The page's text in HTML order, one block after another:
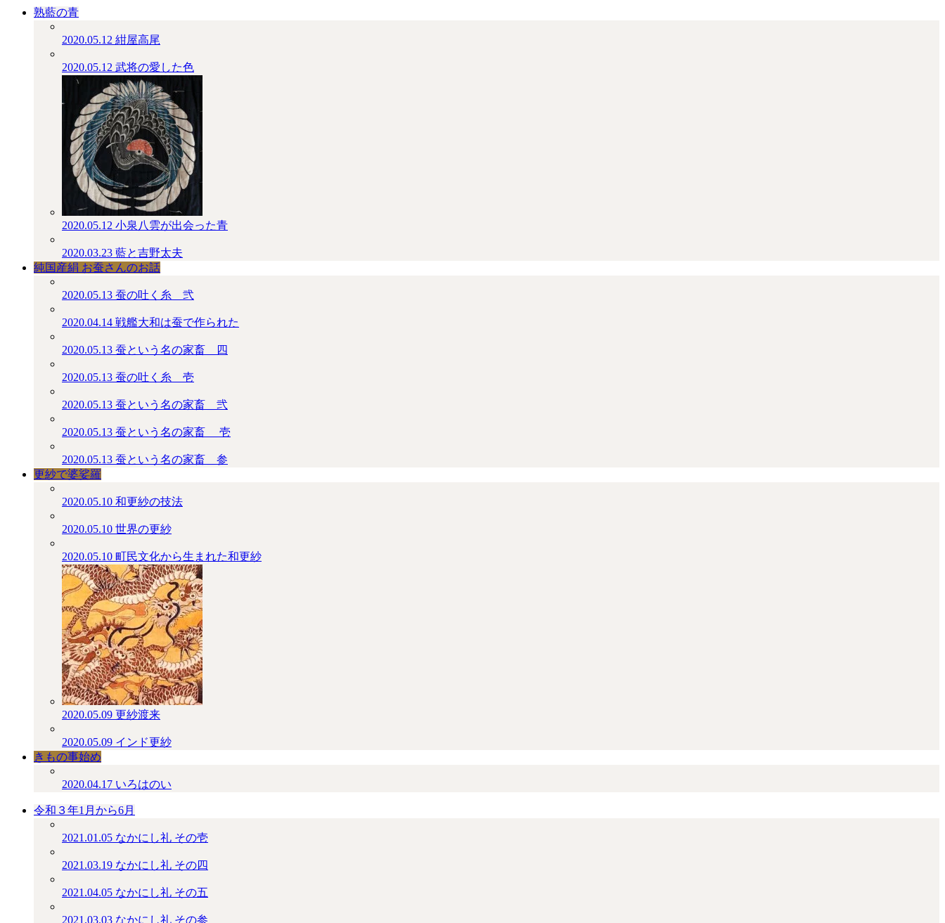
熟藍の青
2020.05.12 紺屋高尾
2020.05.12 武将の愛した色
2020.05.12 小泉八雲が出会った青
2020.03.23 藍と吉野太夫
純国産絹 お蚕さんのお話
2020.05.13 蚕の吐く糸＿弐
2020.04.14 戦艦大和は蚕で作られた
2020.05.13 蚕という名の家畜＿四
2020.05.13 蚕の吐く糸＿壱
2020.05.13 蚕という名の家畜＿弐
2020.05.13 蚕という名の家畜 ＿壱
2020.05.13 蚕という名の家畜＿参
更紗で婆娑羅
2020.05.10 和更紗の技法
2020.05.10 世界の更紗
2020.05.10 町民文化から生まれた和更紗
2020.05.09 更紗渡来
2020.05.09 インド更紗
きもの事始め
2020.04.17 いろはのい
令和３年1月から6月
2021.01.05 なかにし礼 その壱
2021.03.19 なかにし礼 その四
2021.04.05 なかにし礼 その五
2021.03.03 なかにし礼 その参